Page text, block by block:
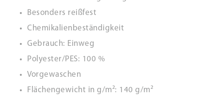
Besonders reißfest
Chemikalienbeständigkeit
Gebrauch: Einweg
Polyester/PES: 100 %
Vorgewaschen
Flächengewicht in g/m²: 140 g/m²